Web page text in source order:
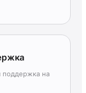
поддержка на